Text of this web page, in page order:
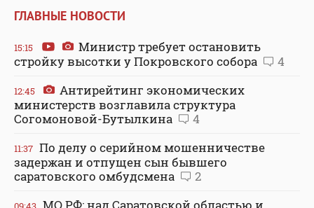
ГЛАВНЫЕ НОВОСТИ
15:15
Министр требует остановить
стройку высотки у Покровского собора
4
12:45
Антирейтинг экономических
министерств возглавила структура
Согомоновой-Бутылкина
4
11:37 По делу о серийном мошенничестве
задержан и отпущен сын бывшего
саратовского омбудсмена
2